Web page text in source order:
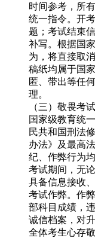
时间参考，所
统一指令。开
题；考试结束
补写。根据国
为，将直接取
稿纸均属于国
匿、带出等任
理。
（三）敬畏考
国家级教育统
民共和国刑法
办法》及最高
纪、作弊行为
考试期间，无
具备信息接收
考试作弊。作
部科目成绩，
诚信档案，对
全体考生心存